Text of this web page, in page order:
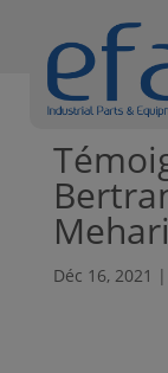
Déc 16, 2021 |